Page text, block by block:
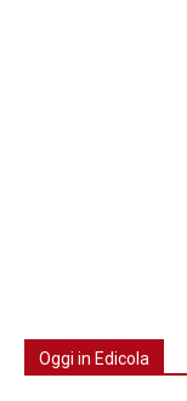
Oggi in Edicola